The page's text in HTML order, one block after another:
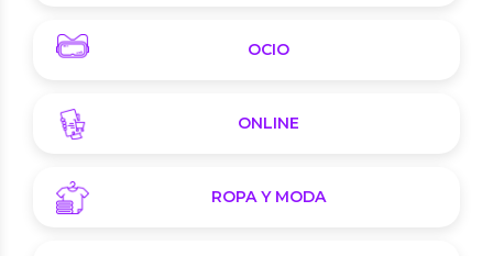
OCIO
ONLINE
ROPA Y MODA